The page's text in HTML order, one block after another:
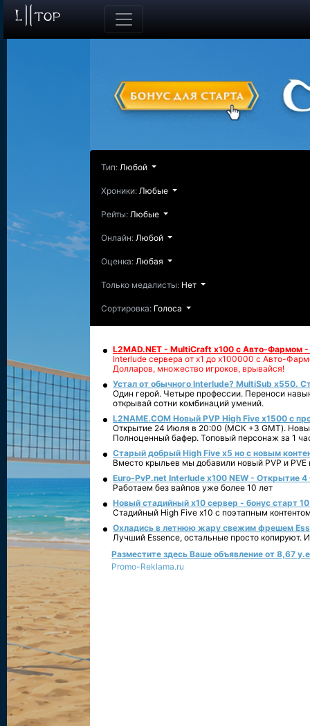
Тип: Любой
Хроники: Любые
Рейты: Любые
Онлайн: Любой
Оценка: Любая
Только медалисты: Нет
Сортировка: Голоса
L2MAD.NET - MultiCraft x100 с Авто-Фармом
Interlude сервера от х1 до х100000 с Авто-
Долларов, множество игроков, врывайся!
Устал от обычного Interlude? MultiSub x550.
Один герой. Четыре профессии. Переноси
открывай сотни комбинаций умений.
L2NAME.COM Новый PVP High Five x1500 с
Открытие 24 Июля в 20:00 (МСК +3 GMT).
Полноценный бафер. Топовый персонаж за 1
Старый добрый High Five x5 но с новым
Вместо крыльев мы добавили новый PVP и PVE
Euro-PvP.net Interlude х100 NEW - Открытие 4
Работаем без вайпов уже более 10 лет
Новый стадийный х10 сервер - бонус старт
Стадийный High Five x10 с поэтапным
Охладись в летнюю жару свежим фрешем
Лучший Essence, остальные просто копируют.
Разместите здесь Ваше объявление от 8,67
Promo-Reklama.ru